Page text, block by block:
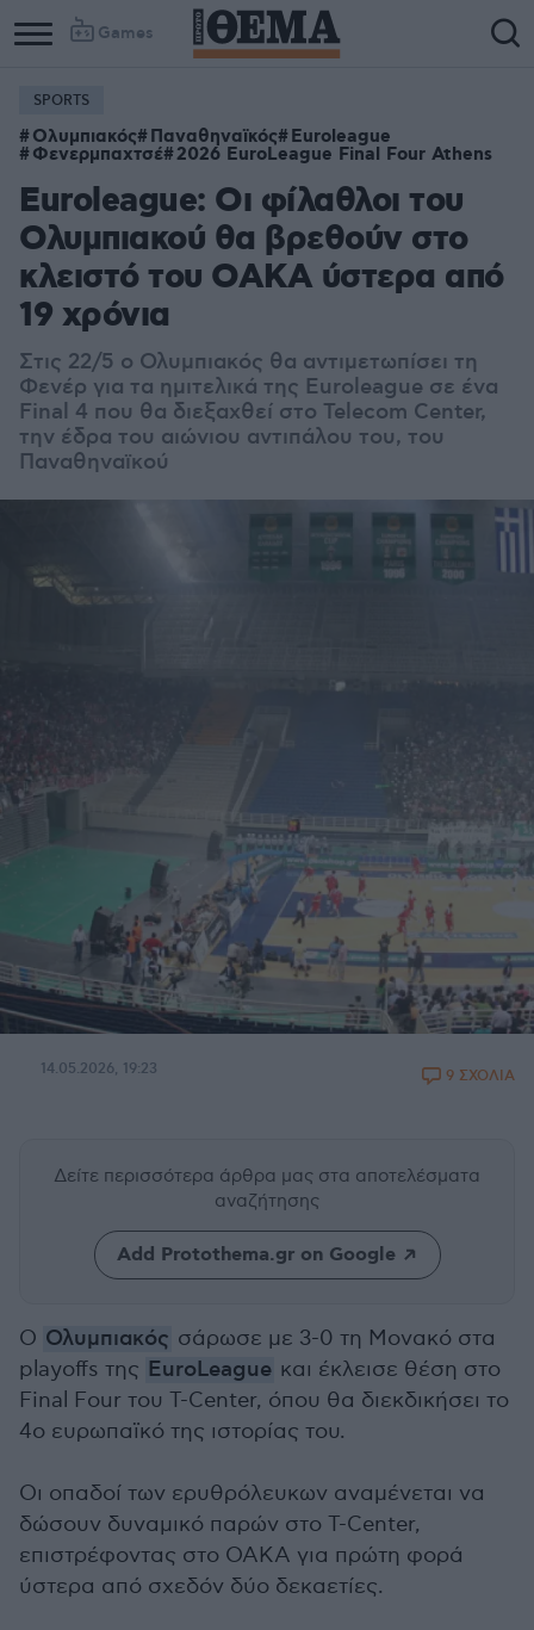
Games
Column
1
Column
2
SPORTS
Ολυμπιακός Παναθηναϊκός Euroleague
Φενερμπαχτσέ 2026 EuroLeague Final Four Athens
Euroleague: Οι φίλαθλοι του
Ολυμπιακού θα βρεθούν στο
κλειστό του ΟΑΚΑ ύστερα από
19 χρόνια
Στις 22/5 ο Ολυμπιακός θα αντιμετωπίσει τη
Φενέρ για τα ημιτελικά της Euroleague σε ένα
Final 4 που θα διεξαχθεί στο Telecom Center,
την έδρα του αιώνιου αντιπάλου του, του
Παναθηναϊκού
14.05.2026, 19:23 9 ΣΧΟΛΙΑ
Δείτε περισσότερα άρθρα μας στα αποτελέσματα
αναζήτησης
Add Protothema.gr on Google
Ο Ολυμπιακός σάρωσε με 3-0 τη Μονακό στα
playoffs της EuroLeague και έκλεισε θέση στο
Final Four του T-Center, όπου θα διεκδικήσει το
4ο ευρωπαϊκό της ιστορίας του.
Οι οπαδοί των ερυθρόλευκων αναμένεται να
δώσουν δυναμικό παρών στο T-Center,
επιστρέφοντας στο ΟΑΚΑ για πρώτη φορά
ύστερα από σχεδόν δύο δεκαετίες.